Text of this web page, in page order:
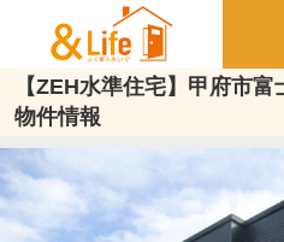
【ZEH水準住宅】甲府市
物件情報